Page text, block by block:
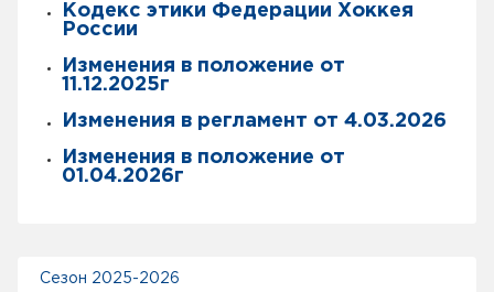
Кодекс этики Федерации Хоккея
России
Изменения в положение от
11.12.2025г
Изменения в регламент от 4.03.2026
Изменения в положение от
01.04.2026г
Сезон 2025-2026